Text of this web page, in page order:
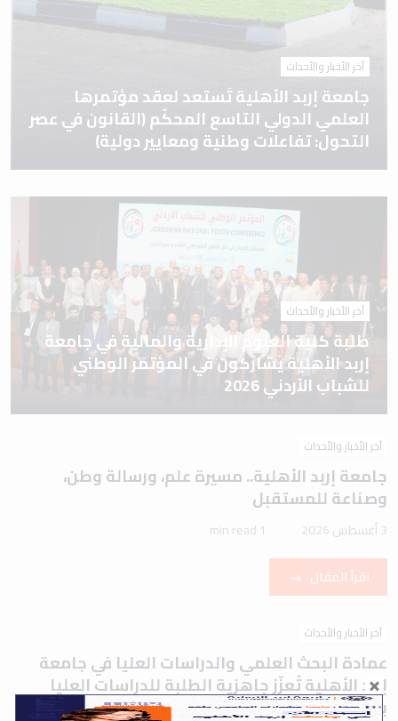
آخر الأخبار والأحداث
جامعة إربد الأهلية تَستعد لعقد مؤتمرها
العلمي الدولي التاسع المحكّم (القانون في عصر
التحول: تفاعلات وطنية ومعايير دولية)
آخر الأخبار والأحداث
طلبة كلية العلوم الإدارية والمالية في جامعة
إربد الأهلية يشاركون في المؤتمر الوطني
للشباب الأردني 2026
آخر الأخبار والأحداث
جامعة إربد الأهلية.. مسيرة علم، ورسالة وطن،
وصناعة للمستقبل
3 أغسطس 2026 1 min read
اقرأ المقال
آخر الأخبار والأحداث
عمادة البحث العلمي والدراسات العليا في جامعة
إربد الأهلية تُعزّز جاهزية الطلبة للدراسات العليا
بورشة تعريفية حول اختباري IELTS وTOEFL